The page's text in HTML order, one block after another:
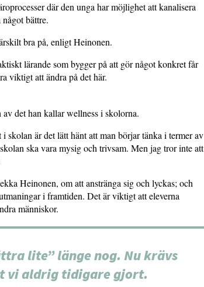
där den unga har möjlighet att kanalisera
bättre.
bra på, enligt Heinonen.
lärande som bygger på att gör något konkret får
viktigt att ändra på det här.
det han kallar wellness i skolorna.
skolan är det lätt hänt att man börjar tänka i termer av
ska vara mysig och trivsam. Men jag tror inte att
Heinonen, om att anstränga sig och lyckas; och
i framtiden. Det är viktigt att eleverna
människor.
lite” länge nog. Nu krävs
vi aldrig tidigare gjort.